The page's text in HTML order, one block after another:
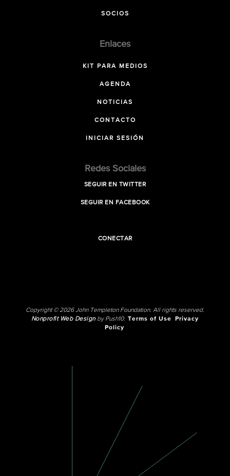
SOCIOS
Enlaces
KIT PARA MEDIOS
AGENDA
NOTICIAS
CONTACTO
INICIAR SESIÓN
Redes Sociales
SEGUIR EN TWITTER
SEGUIR EN FACEBOOK
CONECTAR
Copyright © 2026 John Templeton Foundation. All rights reserved.
Nonprofit Web Designby Push10. Terms of Use
Privacy
Policy